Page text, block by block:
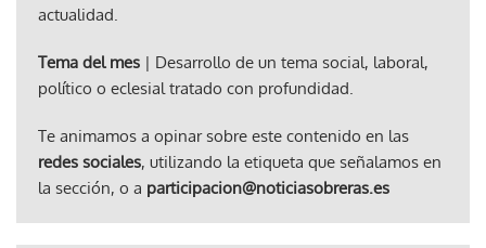
actualidad.
Tema del mes | Desarrollo de un tema social, laboral,
político o eclesial tratado con profundidad.
Te animamos a opinar sobre este contenido en las
redes sociales, utilizando la etiqueta que señalamos en
la sección, o a participacion@noticiasobreras.es